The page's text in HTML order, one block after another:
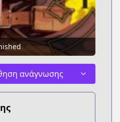
ανάγνωσης